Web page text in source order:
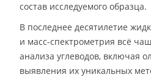
состав исследуемого образца.
В последнее десятилетие
и масс-спектрометрия всё
анализа углеводов, включая
выявления их уникальных